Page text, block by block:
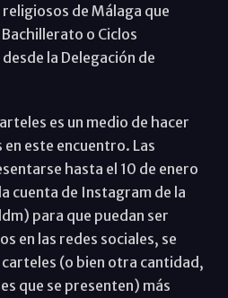
de Málaga que
o Ciclos
la Delegación de
es un medio de hacer
este encuentro. Las
hasta el 10 de enero
cuenta de Instagram de la
para que puedan ser
en las redes sociales, se
(o bien otra cantidad,
que se presenten) más